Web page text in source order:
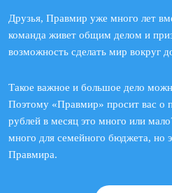
Друзья, Правмир уже много лет
команда живет общим делом и
возможность сделать мир вокруг
Такое важное и большое дело
Поэтому «Правмир» просит вас о
рублей в месяц это много или
много для семейного бюджета, но
Правмира.